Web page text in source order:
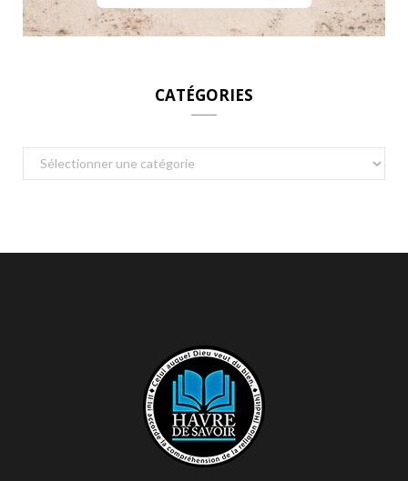
CATÉGORIES
Catégories